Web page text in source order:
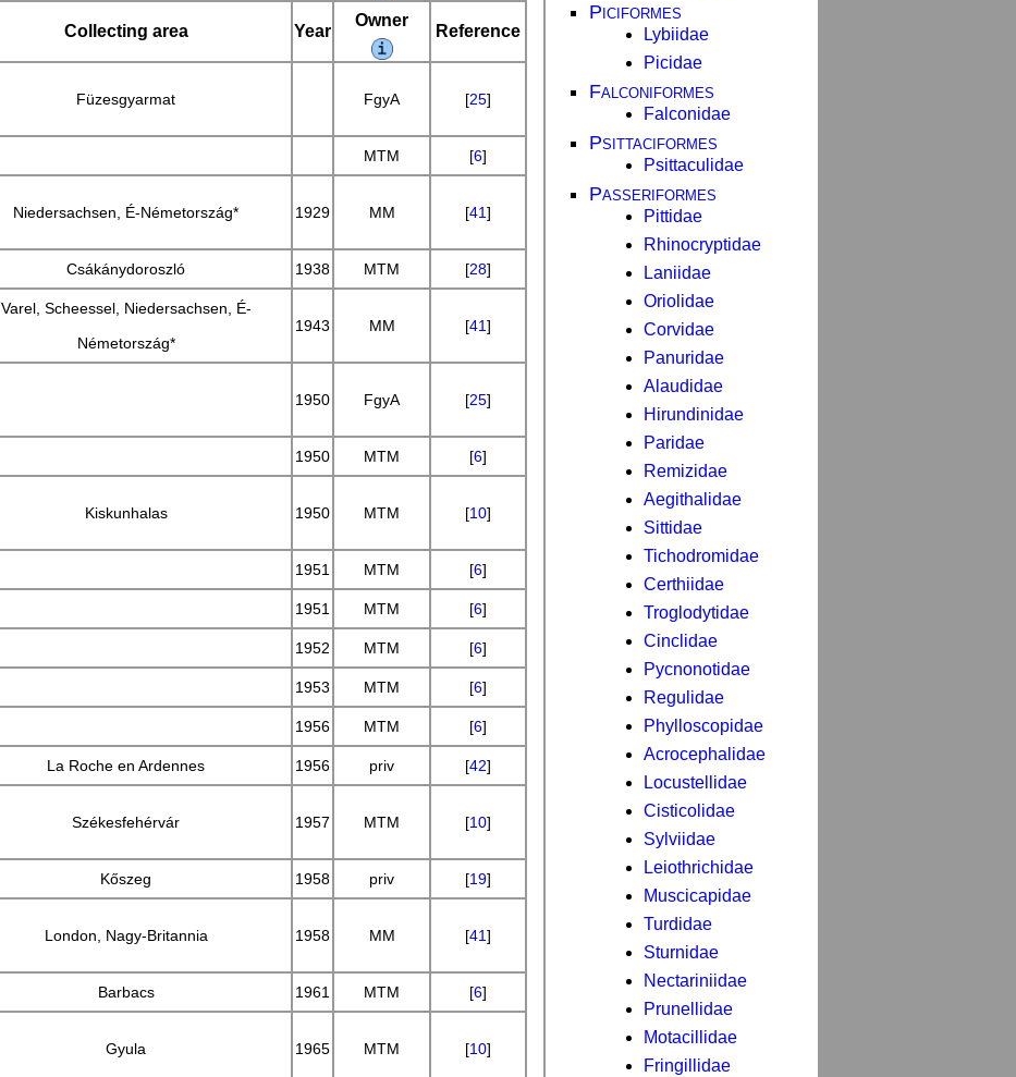
Piciformes
Lybiidae
Picidae
Falconiformes
Falconidae
Psittaciformes
Psittaculidae
Passeriformes
Pittidae
Rhinocryptidae
Laniidae
Oriolidae
Corvidae
Panuridae
Alaudidae
Hirundinidae
Paridae
Remizidae
Aegithalidae
Sittidae
Tichodromidae
Certhiidae
Troglodytidae
Cinclidae
Pycnonotidae
Regulidae
Phylloscopidae
Acrocephalidae
Locustellidae
Cisticolidae
Sylviidae
Leiothrichidae
Muscicapidae
Turdidae
Sturnidae
Nectariniidae
Prunellidae
Motacillidae
Fringillidae
Collecting area Year
Owner
Reference
Füzesgyarmat FgyA [25]
MTM [6]
Niedersachsen, É-Németország* 1929 MM [41]
Csákánydoroszló 1938 MTM [28]
Varel, Scheessel, Niedersachsen, É-
Németország*
1943 MM [41]
1950 FgyA [25]
1950 MTM [6]
Kiskunhalas 1950 MTM [10]
1951 MTM [6]
1951 MTM [6]
1952 MTM [6]
1953 MTM [6]
1956 MTM [6]
La Roche en Ardennes 1956 priv [42]
Székesfehérvár 1957 MTM [10]
Kőszeg 1958 priv [19]
London, Nagy-Britannia 1958 MM [41]
Barbacs 1961 MTM [6]
Gyula 1965 MTM [10]